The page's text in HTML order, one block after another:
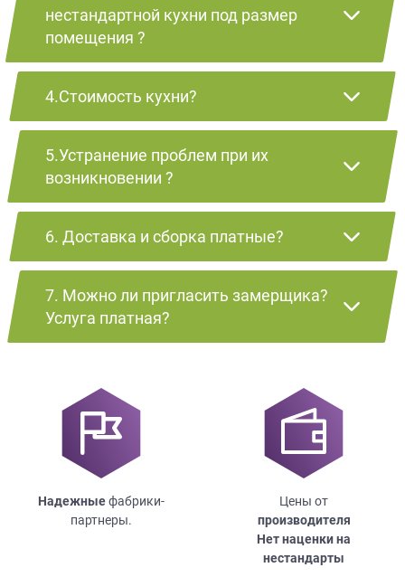
нестандартной кухни под размер
помещения ?
4.Стоимость кухни?
5.Устранение проблем при их
возникновении ?
6. Доставка и сборка платные?
7. Можно ли пригласить замерщика?
Услуга платная?
Надежныефабрики-
партнеры.
Цены от
производителя
Нет наценки на
нестандарты